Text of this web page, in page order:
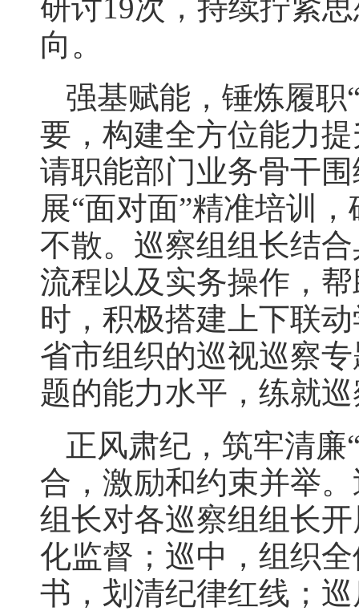
研讨19次，持续拧紧
向。
强基赋能，锤炼履职
要，构建全方位能力
请职能部门业务骨干
展“面对面”精准培训
不散。巡察组组长结
流程以及实务操作，
时，积极搭建上下联
省市组织的巡视巡察
题的能力水平，练就
正风肃纪，筑牢清廉
合，激励和约束并举
组长对各巡察组组长
化监督；巡中，组织
书，划清纪律红线；